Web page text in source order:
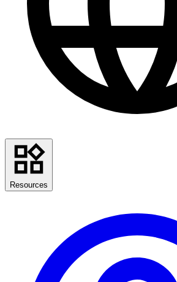
Resources